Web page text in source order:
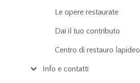
Le opere restaurate
Dai il tuo contributo
Centro di restauro lapideo
Info e contatti